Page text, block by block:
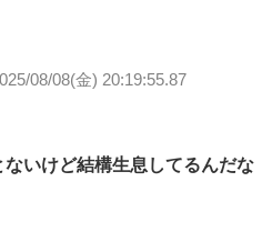
08/08(金) 20:19:55.87
いけど結構生息してるんだな